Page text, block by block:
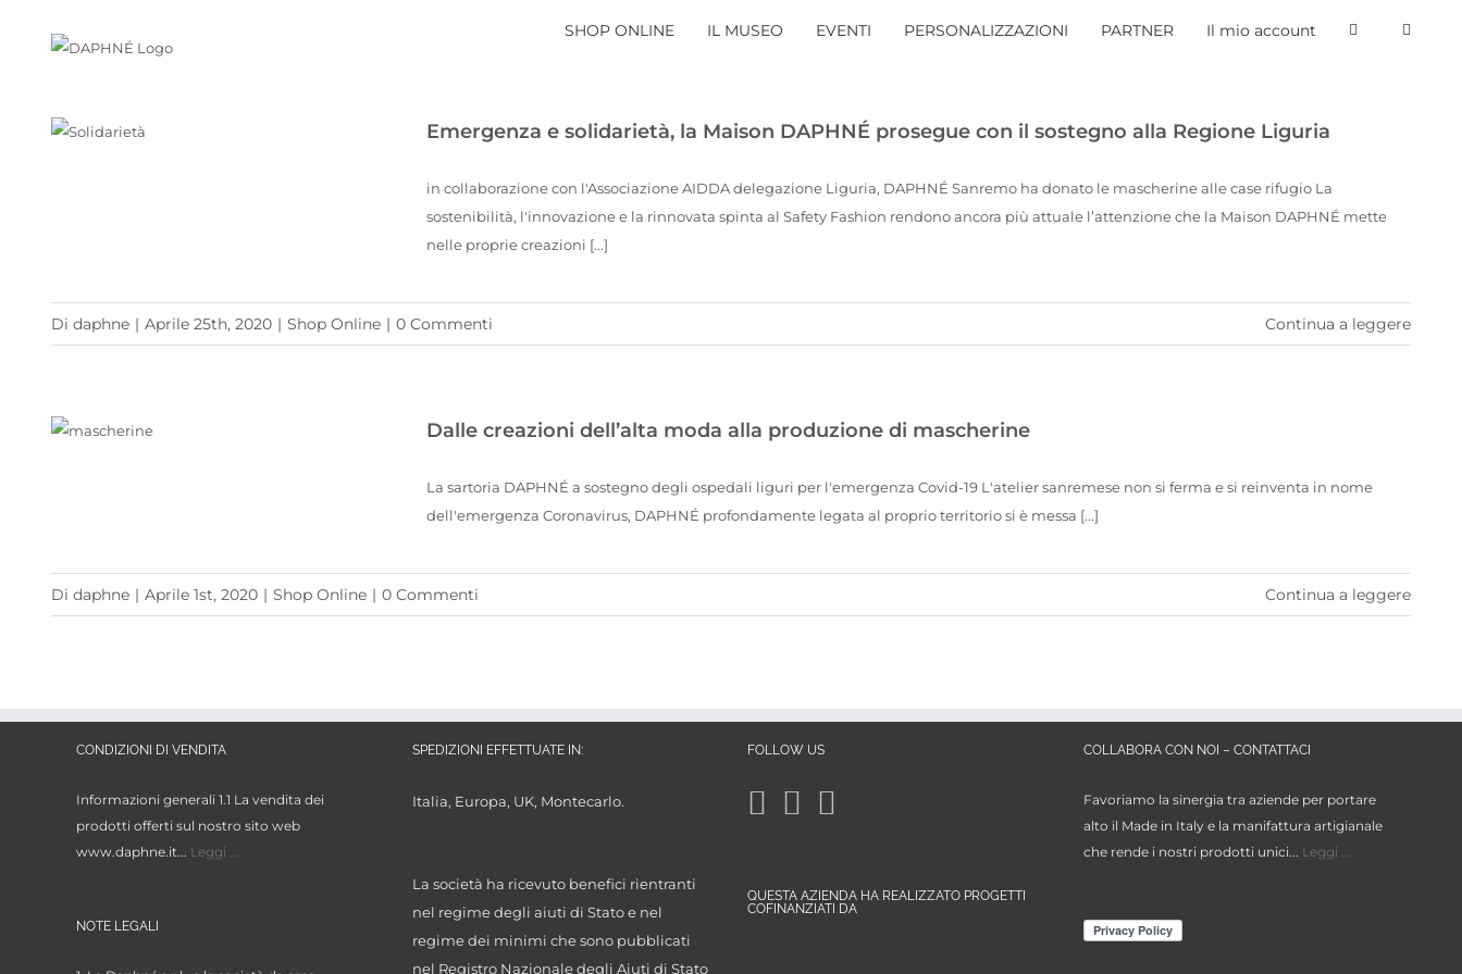
SHOP ONLINE IL MUSEO EVENTI PERSONALIZZAZIONI PARTNER Il mio account
Emergenza e solidarietà, la Maison DAPHNÉ prosegue con il sostegno alla Regione Liguria
in collaborazione con l'Associazione AIDDA delegazione Liguria, DAPHNÉ Sanremo ha donato le mascherine alle case rifugio La
sostenibilità, l'innovazione e la rinnovata spinta al Safety Fashion rendono ancora più attuale l’attenzione che la Maison DAPHNÉ mette
nelle proprie creazioni [...]
Di daphne | Aprile 25th, 2020 | Shop Online | 0 Commenti Continua a leggere
Dalle creazioni dell’alta moda alla produzione di mascherine
La sartoria DAPHNÉ a sostegno degli ospedali liguri per l'emergenza Covid-19 L'atelier sanremese non si ferma e si reinventa in nome
dell'emergenza Coronavirus, DAPHNÉ profondamente legata al proprio territorio si è messa [...]
Di daphne | Aprile 1st, 2020 | Shop Online | 0 Commenti Continua a leggere
CONDIZIONI DI VENDITA
Informazioni generali 1.1 La vendita dei
prodotti offerti sul nostro sito web
www.daphne.it... Leggi ...
NOTE LEGALI
SPEDIZIONI EFFETTUATE IN:
Italia, Europa, UK, Montecarlo.
La società ha ricevuto benefici rientranti
nel regime degli aiuti di Stato e nel
regime dei minimi che sono pubblicati
nel Registro Nazionale degli Aiuti di Stato
FOLLOW US
QUESTA AZIENDA HA REALIZZATO PROGETTI
COFINANZIATI DA
COLLABORA CON NOI – CONTATTACI
Favoriamo la sinergia tra aziende per portare
alto il Made in Italy e la manifattura artigianale
che rende i nostri prodotti unici... Leggi ...